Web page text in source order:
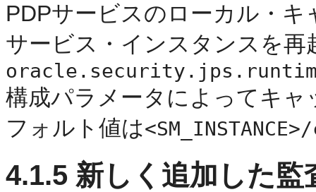
PDPサービスのローカル・
サービス・インスタンスを再
構成パラメータによってキ
フォルト値は
4.1.5 新しく追加した